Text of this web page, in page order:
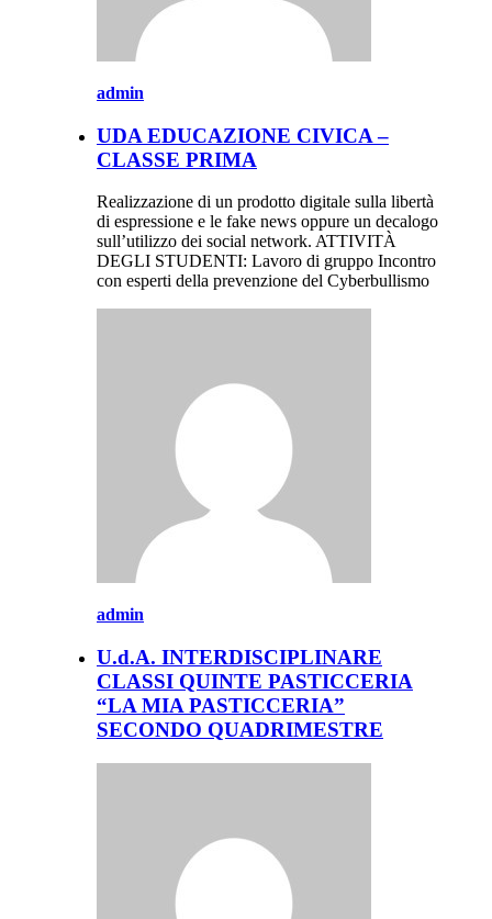
admin
UDA EDUCAZIONE CIVICA –
CLASSE PRIMA
Realizzazione di un prodotto digitale sulla libertà
di espressione e le fake news oppure un decalogo
sull’utilizzo dei social network. ATTIVITÀ
DEGLI STUDENTI: Lavoro di gruppo Incontro
con esperti della prevenzione del Cyberbullismo
admin
U.d.A. INTERDISCIPLINARE
CLASSI QUINTE PASTICCERIA
“LA MIA PASTICCERIA”
SECONDO QUADRIMESTRE